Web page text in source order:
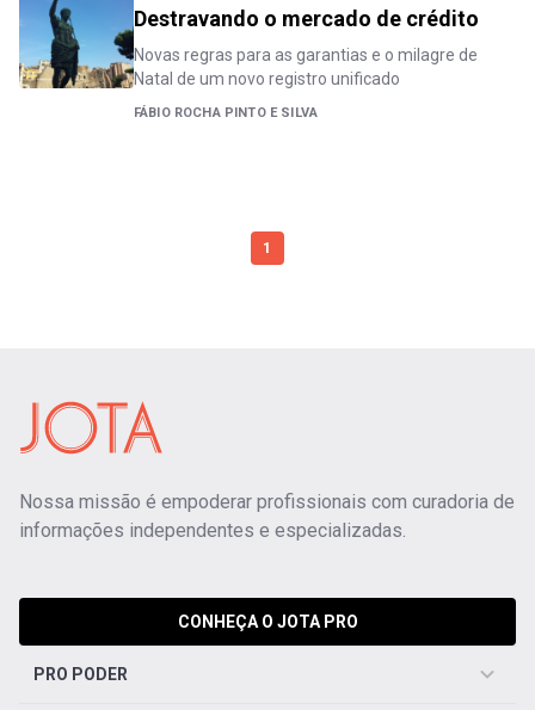
Destravando o mercado de crédito
Novas regras para as garantias e o milagre de
Natal de um novo registro unificado
FÁBIO ROCHA PINTO E SILVA
1
Nossa missão é empoderar profissionais com curadoria de
informações independentes e especializadas.
CONHEÇA O JOTA PRO
PRO PODER